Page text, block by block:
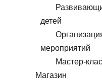
детей
мероприятий
Мастер-
Магазин